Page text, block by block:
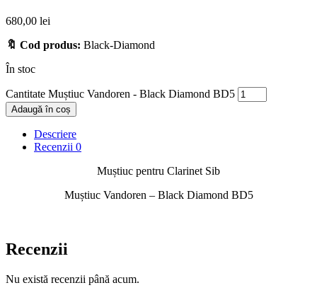
680,00 lei
🔖 Cod produs: Black-Diamond
În stoc
Cantitate Muștiuc Vandoren - Black Diamond BD5
Adaugă în coș
Descriere
Recenzii 0
Muștiuc pentru Clarinet Sib
Muștiuc Vandoren – Black Diamond BD5
Recenzii
Nu există recenzii până acum.